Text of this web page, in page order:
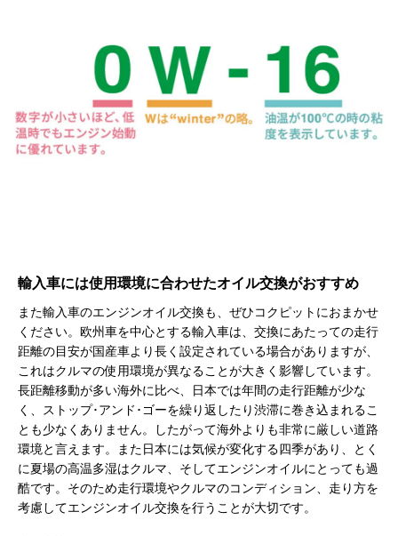
輸入車には使用環境に合わせたオイル交換がおすすめ
また輸入車のエンジンオイル交換も、ぜひコクピットにおまかせ
ください。欧州車を中心とする輸入車は、交換にあたっての走行
距離の目安が国産車より長く設定されている場合がありますが、
これはクルマの使用環境が異なることが大きく影響しています。
長距離移動が多い海外に比べ、日本では年間の走行距離が少な
く、ストップ･アンド･ゴーを繰り返したり渋滞に巻き込まれるこ
とも少なくありません。したがって海外よりも非常に厳しい道路
環境と言えます。また日本には気候が変化する四季があり、とく
に夏場の高温多湿はクルマ、そしてエンジンオイルにとっても過
酷です。そのため走行環境やクルマのコンディション、走り方を
考慮してエンジンオイル交換を行うことが大切です。